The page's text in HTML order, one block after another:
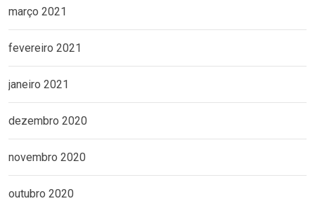
março 2021
fevereiro 2021
janeiro 2021
dezembro 2020
novembro 2020
outubro 2020